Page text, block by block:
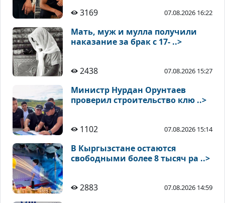
3169 07.08.2026 16:22
Мать, муж и мулла получили
наказание за брак с 17- ..>
2438 07.08.2026 15:27
Министр Нурдан Орунтаев
проверил строительство клю ..>
1102 07.08.2026 15:14
В Кыргызстане остаются
свободными более 8 тысяч ра ..>
2883 07.08.2026 14:59